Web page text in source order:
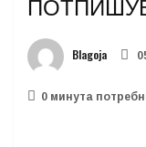
Blagoja
0 минутa